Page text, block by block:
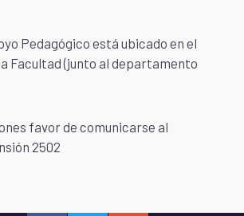
Pedagógico está ubicado en el
Facultad (junto al departamento
favor de comunicarse al
2502